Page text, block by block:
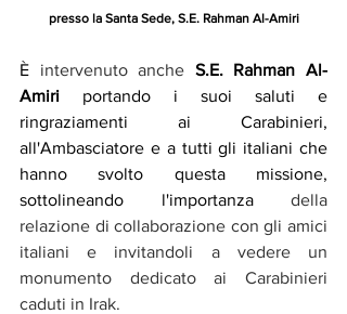
presso la Santa Sede, S.E. Rahman Al-Amiri
È intervenuto anche S.E. Rahman Al-
Amiri portando i suoi saluti e
ringraziamenti ai Carabinieri,
all'Ambasciatore e a tutti gli italiani che
hanno svolto questa missione,
sottolineando l'importanza della
relazione di collaborazione con gli amici
italiani e invitandoli a vedere un
monumento dedicato ai Carabinieri
caduti in Irak.